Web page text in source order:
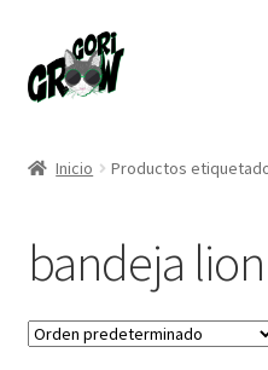
a
la
a
la
Inicio Productos
bandeja lion